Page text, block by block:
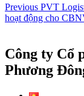
Điều
hướng
viết
Previous Previous
post:
PVT
hoạt động cho
Công ty Cổ
Phương